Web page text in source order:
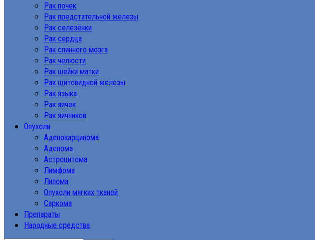
Рак почек
Рак предстательной железы
Рак селезёнки
Рак сердца
Рак спинного мозга
Рак челюсти
Рак шейки матки
Рак щитовидной железы
Рак языка
Рак яичек
Рак яичников
Опухоли
Аденокарцинома
Аденома
Астроцитома
Лимфома
Липома
Опухоли мягких тканей
Саркома
Препараты
Народные средства